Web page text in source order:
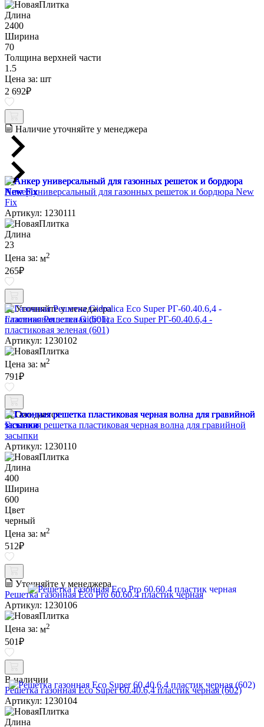
Длина
2400
Ширина
70
Толщина верхней части
1.5
Цена за: шт
2 692₽
Наличие уточняйте у менеджера
Анкер универсальный для газонных решеток и бордюра New
Fix
Артикул: 1230111
Длина
23
Цена за: м2
265₽
Уточняйте у менеджера
Газонная Решетка Gidrolica Eco Super РГ-60.40.6,4 -
пластиковая зеленая (601)
Артикул: 1230102
Цена за: м2
791₽
Ожидается
Газонная решетка пластиковая черная волна для гравийной
засыпки
Артикул: 1230110
Длина
400
Ширина
600
Цвет
черный
Цена за: м2
512₽
Уточняйте у менеджера
Решетка газонная Eco Pro 60.60.4 пластик черная
Артикул: 1230106
Цена за: м2
501₽
В наличии
Решетка газонная Eco Super 60.40.6,4 пластик черная (602)
Артикул: 1230104
Длина